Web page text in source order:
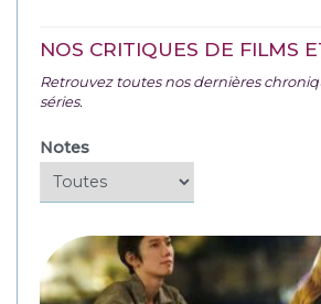
NOS CRITIQUES DE FILMS
Retrouvez toutes nos dernières
séries.
Notes